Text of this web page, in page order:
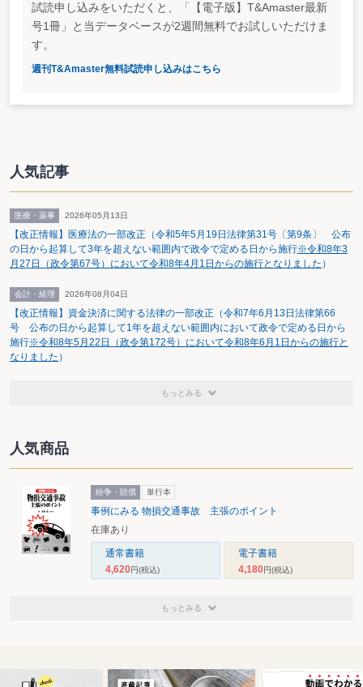
試読申し込みをいただくと、「【電子版】T&Amaster最新
号1冊」と当データベースが2週間無料でお試しいただけま
す。
週刊T&Amaster無料試読申し込みはこちら
人気記事
医療・薬事 2026年05月13日
【改正情報】医療法の一部改正（令和5年5月19日法律第31号〔第9条〕 公布
の日から起算して3年を超えない範囲内で政令で定める日から施行※令和8年3
月27日（政令第67号）において令和8年4月1日からの施行となりました ）
会計・経理 2026年08月04日
【改正情報】資金決済に関する法律の一部改正（令和7年6月13日法律第66
号 公布の日から起算して1年を超えない範囲内において政令で定める日から
施行※令和8年5月22日（政令第172号）において令和8年6月1日からの施行と
なりました ）
もっとみる
人気商品
紛争・賠償 単行本
事例にみる 物損交通事故 主張のポイント
在庫あり
通常書籍
4,620円(税込)
電子書籍
4,180円(税込)
もっとみる